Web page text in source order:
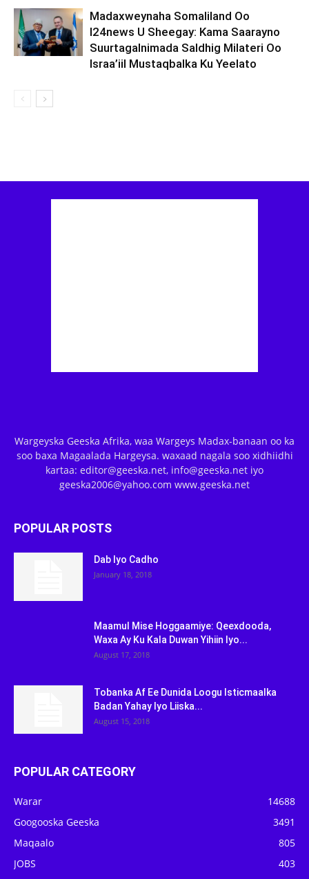
Madaxweynaha Somaliland Oo
I24news U Sheegay: Kama Saarayno
Suurtagalnimada Saldhig Milateri Oo
Israa’iil Mustaqbalka Ku Yeelato
Wargeyska Geeska Afrika, waa Wargeys Madax-banaan oo ka
soo baxa Magaalada Hargeysa. waxaad nagala soo xidhiidhi
kartaa: editor@geeska.net, info@geeska.net iyo
geeska2006@yahoo.com www.geeska.net
POPULAR POSTS
Dab Iyo Cadho
January 18, 2018
Maamul Mise Hoggaamiye: Qeexdooda,
Waxa Ay Ku Kala Duwan Yihiin Iyo...
August 17, 2018
Tobanka Af Ee Dunida Loogu Isticmaalka
Badan Yahay Iyo Liiska...
August 15, 2018
POPULAR CATEGORY
Warar
14688
Googooska Geeska
3491
Maqaalo
805
JOBS
403